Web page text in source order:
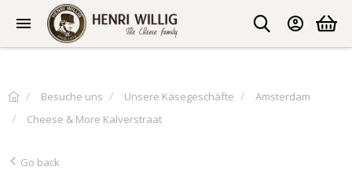
Besuche uns Unsere Käsegeschäfte
Amsterdam
Cheese & More Kalverstraat
Go back